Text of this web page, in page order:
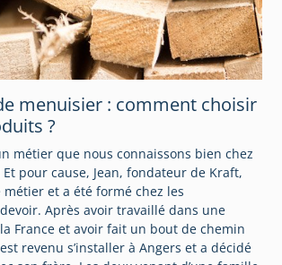
menuisier : comment choisir
?
métier que nous connaissons bien chez
pour cause, Jean, fondateur de Kraft,
et a été formé chez les
Après avoir travaillé dans une
France et avoir fait un bout de chemin
revenu s’installer à Angers et a décidé